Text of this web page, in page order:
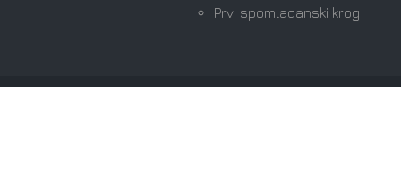
Prvi spomladanski krog